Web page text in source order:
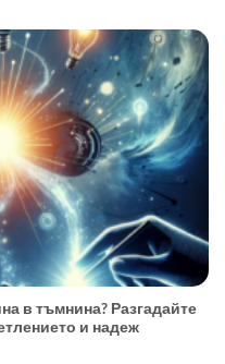
в тъмнина? Разгадайте
и надеж